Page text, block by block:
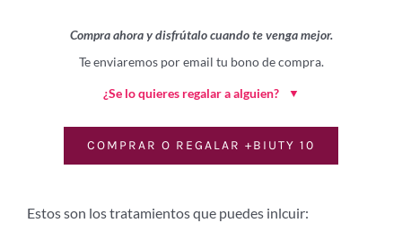
Compra ahora y disfrútalo cuando te venga mejor.
Te enviaremos por email tu bono de compra.
¿Se lo quieres regalar a alguien? ▼
COMPRAR O REGALAR +BIUTY 10
Estos son los tratamientos que puedes inlcuir: